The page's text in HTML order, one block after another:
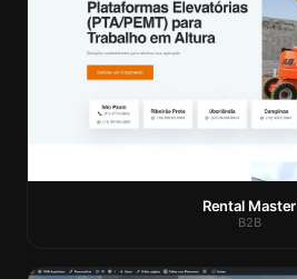
Rental Master
B2B